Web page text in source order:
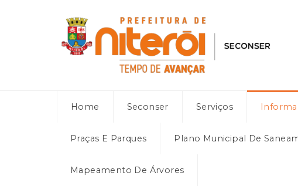
Home Seconser Serviços
Praças E Parques Plano Municipal De
Mapeamento De Árvores